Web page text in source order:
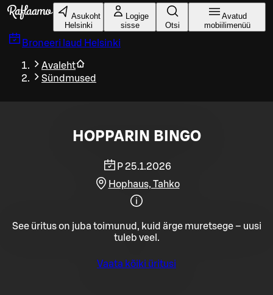
Liigu peamise sisu juurde
Asukoht
Helsinki
Logige
sisse
Otsi
Avatud
mobiilimenüü
Broneeri laud Helsinki
Avaleht
Sündmused
HOPPARIN BINGO
P 25.1.2026
Hophaus, Tahko
See üritus on juba toimunud, kuid ärge muretsege – uusi
tuleb veel.
Vaata kõiki üritusi